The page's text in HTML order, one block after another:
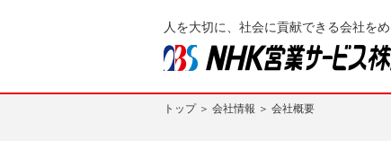
人を大切に、社会に貢献できる会社を
トップ＞ 会社情報 ＞ 会社概要